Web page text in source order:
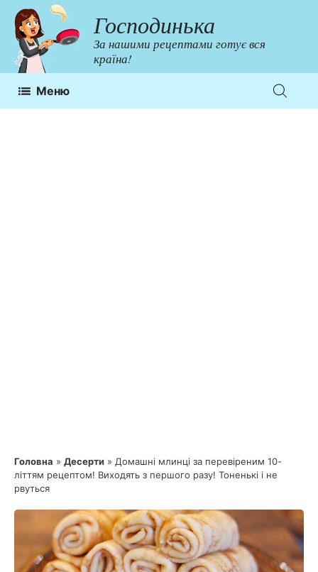
Перейти
до
контенту
Господинька
За нашими рецептами готує вся
країна!
Меню
Головна » Десерти » Домашні млинці за перевіреним 10-
літтям рецептом! Виходять з першого разу! Тоненькі і не
рвуться